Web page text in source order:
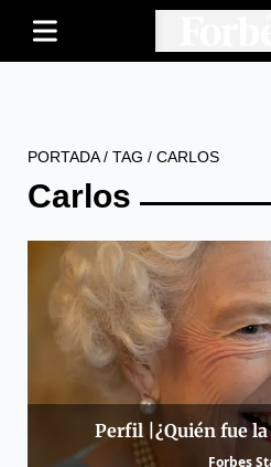
PORTADA/ TAG / CARLOS
Carlos
Perfil |¿Quién fue
Forbes